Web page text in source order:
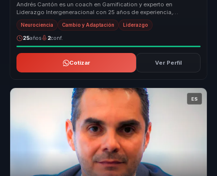
Andrés Cantón es un coach en Gamification y experto en
Liderazgo Intergeneracional con 25 años de experiencia,
habiendo asesorado a más d...
Neurociencia Cambio y Adaptación Liderazgo
25años 2conf.
Cotizar Ver Perfil
ES